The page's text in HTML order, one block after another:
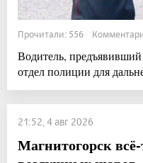
Прочитали: 556
Водитель, предъявивший
отдел полиции для
21:52, 4 авг 2026
Магнитогорск